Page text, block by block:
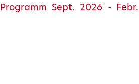
Programm Sept. 2026 -